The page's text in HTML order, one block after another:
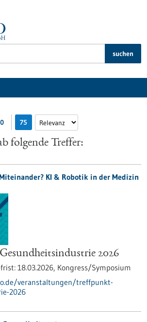
suchen
75
folgende Treffer:
KI & Robotik in der Medizin
2026
18.03.2026, Kongress/Symposium
veranstaltungen/treffpunkt-
2026